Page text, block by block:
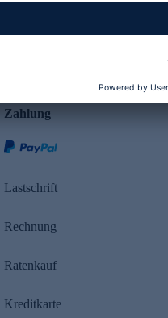
Zahlung
Lastschrift
Rechnung
Ratenkauf
Kreditkarte